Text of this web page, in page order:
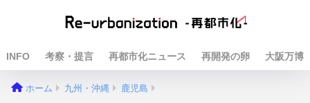
INFO 考察・提言 再都市化ニュース 再開発の卵 大阪万博
ホーム 九州・沖縄 鹿児島